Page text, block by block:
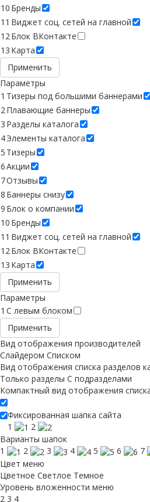
10 Бренды
11 Виджет соц. сетей на главной
12Блок ВКонтакте
13 Карта
Применить
Параметры
1 Тизеры под большими баннерами
2Плавающие баннеры
3 Разделы каталога
4Элементы каталога
5 Тизеры
6Акции
7Отзывы
8 Баннеры снизу
9 Блок о компании
10 Бренды
11 Виджет соц. сетей на главной
12Блок ВКонтакте
13 Карта
Применить
Параметры
1 C левым блоком
Применить
Вид отображения производителей
Слайдером Списком
Вид отображения списка разделов
Только разделы С подразделами
Компактный вид отображения
Фиксированная шапка сайта
1
2
Варианты шапок
1
2 3 4 5 6 7
Цвет меню
Цветное Светлое Темное
Уровень вложенности меню
2 3 4